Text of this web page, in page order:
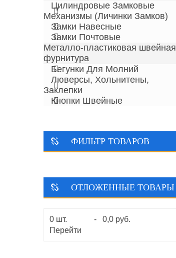
Цилиндровые Замковые
Механизмы (личинки Замков)
Замки Навесные
Замки Почтовые
Металло-пластиковая швейная
фурнитура
Бегунки Для Молний
Люверсы, Хольнитены,
Заклепки
Кнопки Швейные
ФИЛЬТР ТОВАРОВ
ОТЛОЖЕННЫЕ ТОВАРЫ
0 шт. -
0,0 руб.
Перейти